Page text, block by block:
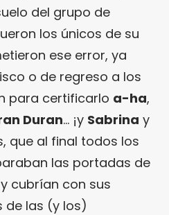
del grupo de
los únicos de su
ese error, ya
o de regreso a los
para certificarlo a-ha,
Duran… ¡y Sabrina y
que al final todos los
las portadas de
y cubrían con sus
de las (y los)